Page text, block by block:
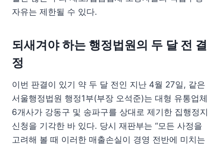
자유는 제한될 수 있다.
되새겨야 하는 행정법원의 두 달 전 결
정
이번 판결이 있기 약 두 달 전인 지난 4월 27일, 같은
서울행정법원 행정1부(부장 오석준)는 대형 유통업체
6개사가 강동구 및 송파구를 상대로 제기한 집행정지
신청을 기각한 바 있다. 당시 재판부는 “모든 사정을
고려해 볼 때 이러한 매출손실이 경영 전반에 미치는